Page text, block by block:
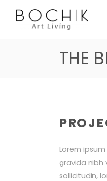
THE
Lorem
gravida nibh
sollicitudin,